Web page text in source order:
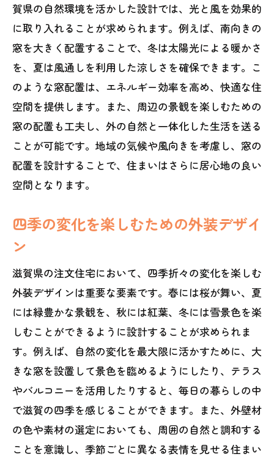
滋賀県特有の気候に合わせた建材選び
地域の風土に調和する家づくり
防犯対策を考慮した設計ポイント
快適な居住空間を実現する断熱技術
滋賀県で理想の注文住宅を実現するためのヒ
ント
理想のライフスタイルを追求する家づく
り
施主の声を反映したカスタマイズ事例
エコでサステナブルな家づくりのヒント
ション
引渡し後のアフターサービスの重要性
賀県の自然環境を活かした設計では、光と風を効果的
に取り入れることが求められます。例えば、南向きの
窓を大きく配置することで、冬は太陽光による暖かさ
を、夏は風通しを利用した涼しさを確保できます。こ
のような窓配置は、エネルギー効率を高め、快適な住
空間を提供します。また、周辺の景観を楽しむための
窓の配置も工夫し、外の自然と一体化した生活を送る
ことが可能です。地域の気候や風向きを考慮し、窓の
配置を設計することで、住まいはさらに居心地の良い
空間となります。
四季の変化を楽しむための外装デザイ
ン
滋賀県の注文住宅において、四季折々の変化を楽しむ
外装デザインは重要な要素です。春には桜が舞い、夏
には緑豊かな景観を、秋には紅葉、冬には雪景色を楽
しむことができるように設計することが求められま
す。例えば、自然の変化を最大限に活かすために、大
きな窓を設置して景色を臨めるようにしたり、テラス
やバルコニーを活用したりすると、毎日の暮らしの中
で滋賀の四季を感じることができます。また、外壁材
の色や素材の選定においても、周囲の自然と調和する
ことを意識し、季節ごとに異なる表情を見せる住まい